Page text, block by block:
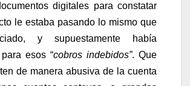
digitales para constatar
le estaba pasando lo mismo que
y supuestamente había
esos “cobros indebidos”. Que
de manera abusiva de la cuenta